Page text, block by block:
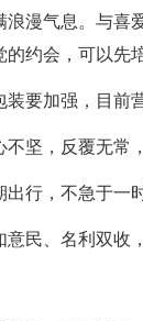
漫气息。与喜
约会，可以先
要加强，目前
坚，反覆无常
行，不急于一时
民、名利双收